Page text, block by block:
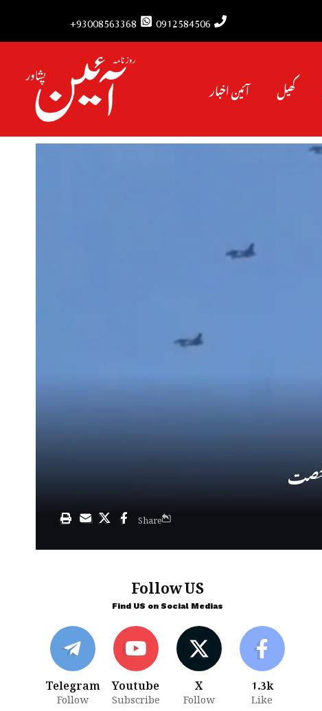
0912584506
93008563368+
کھیل آئین اخبار
Share
Follow US
Find US on Social Medias
1.3k
Like
X
Follow
Youtube
Subscribe
Telegram
Follow